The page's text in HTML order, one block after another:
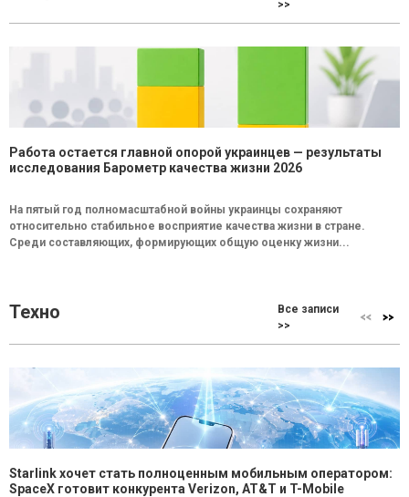
>>
Работа остается главной опорой украинцев — результаты
исследования Барометр качества жизни 2026
На пятый год полномасштабной войны украинцы сохраняют
относительно стабильное восприятие качества жизни в стране.
Среди составляющих, формирующих общую оценку жизни...
Техно
Все записи
>>
Starlink хочет стать полноценным мобильным оператором:
SpaceX готовит конкурента Verizon, AT&T и T-Mobile